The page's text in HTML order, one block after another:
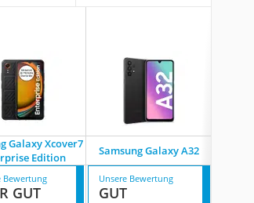
Galaxy Xcover7
Edition
Samsung Galaxy A32
Bewertung
GUT
Unsere Bewertung
GUT